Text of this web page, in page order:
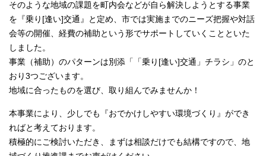
そのような地域の課題を町内会などが自ら解決しようとする事業
を『乗り[逢い]交通』と定め、市では実施までのニーズ把握や対話
会等の開催、経費の補助という形でサポートしていくことといた
しました。
事業（補助）のパターンは別添「「乗り[逢い]交通」チラシ」のと
おり3つございます。
地域に合ったものを選び、取り組んでみませんか！
本事業により、少しでも『おでかけしやすい環境づくり』ができ
ればと考えております。
積極的にご検討いただき、まずは相談だけでも結構ですので、地